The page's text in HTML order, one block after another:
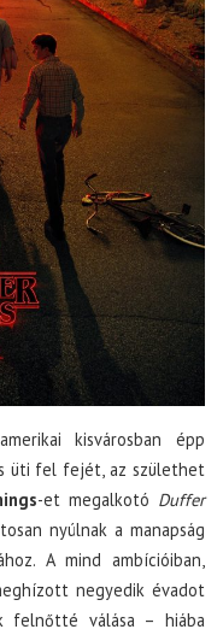
kisvárosban épp
üti fel fejét, az születhet
-et megalkotó Duffer
nyúlnak a manapság
A mind ambícióiban,
negyedik évadot
felnőtté válása – hiába